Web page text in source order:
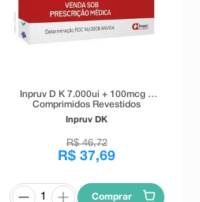
Inpruv D K 7.000ui + 100mcg 8
Comprimidos Revestidos
Inpruv DK
R$ 46,72
R$ 37,69
Comprar